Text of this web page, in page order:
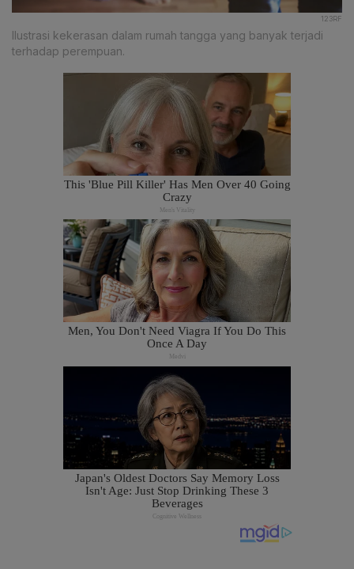
123RF
Ilustrasi kekerasan dalam rumah tangga yang banyak terjadi
terhadap perempuan.